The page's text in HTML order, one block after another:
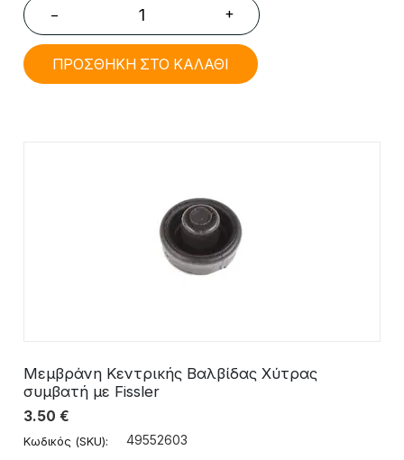
− +
ΠΡΟΣΘΗΚΗ ΣΤΟ ΚΑΛΑΘΙ
Μεμβράνη Κεντρικής Βαλβίδας Χύτρας
συμβατή με Fissler
3.50 €
Κωδικός (SKU): 49552603